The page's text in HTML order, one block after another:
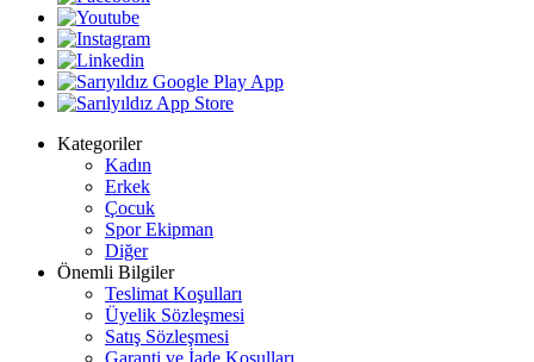
Kategoriler
Kadın
Erkek
Çocuk
Spor Ekipman
Diğer
Önemli Bilgiler
Teslimat Koşulları
Üyelik Sözleşmesi
Satış Sözleşmesi
Garanti ve İade Koşulları